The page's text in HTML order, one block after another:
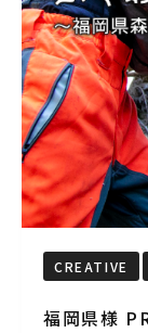
CREATIVE
福岡県様